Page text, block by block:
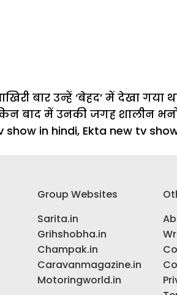
बार उन्हें ‘बेहद’ में देखा गया
बाद में उनकी जगह शालीन
show in hindi, Ekta new tv
Group Websites
Sarita.in
Grihshobha.in
Champak.in
Caravanmagazine.in
Motoringworld.in